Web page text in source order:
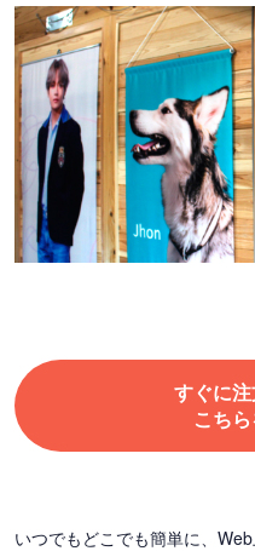
すぐに
こち
いつでもどこでも簡単に、